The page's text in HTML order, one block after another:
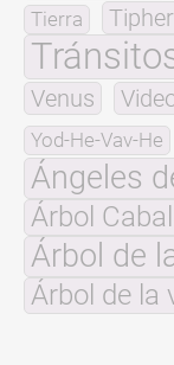
Tierra
Venus
Yod-He-Vav-He
Ángeles
Árbol
Árbol de
Árbol de la